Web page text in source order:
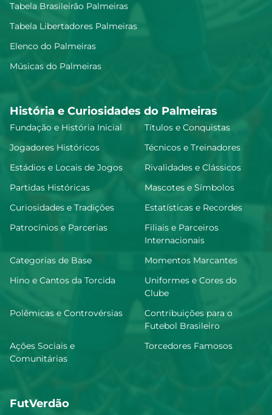
Tabela Brasileirão Palmeiras
Tabela Libertadores Palmeiras
Elenco do Palmeiras
Músicas do Palmeiras
História e Curiosidades do Palmeiras
Fundação e História Inicial
Títulos e Conquistas
Jogadores Históricos
Técnicos e Treinadores
Estádios e Locais de Jogos
Rivalidades e Clássicos
Partidas Históricas
Mascotes e Símbolos
Curiosidades e Tradições
Estatísticas e Recordes
Patrocínios e Parcerias
Filiais e Parceiros
Internacionais
Categorias de Base
Momentos Marcantes
Hino e Cantos da Torcida
Uniformes e Cores do
Clube
Polêmicas e Controvérsias
Contribuições para o
Futebol Brasileiro
Ações Sociais e
Comunitárias
Torcedores Famosos
FutVerdão